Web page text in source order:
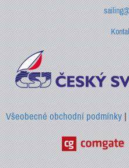
Všeobecné obchodní podmínky|